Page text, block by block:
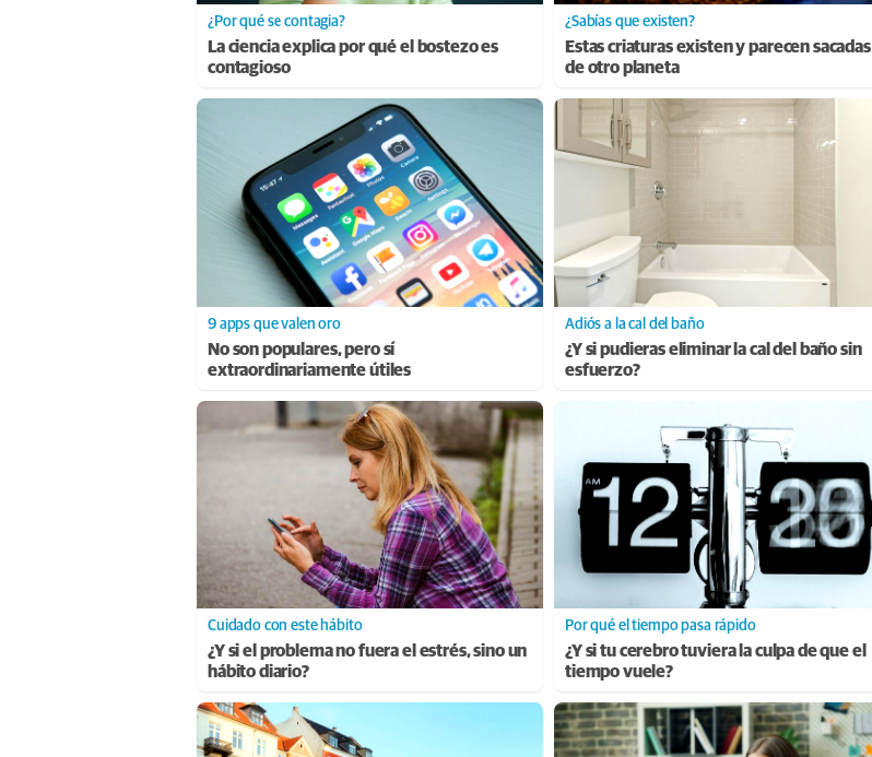
¿Por qué se contagia?
La ciencia explica por qué el bostezo es
contagioso
¿Sabías que existen?
Estas criaturas existen y parecen sacadas
de otro planeta
9 apps que valen oro
No son populares, pero sí
extraordinariamente útiles
Adiós a la cal del baño
¿Y si pudieras eliminar la cal del baño sin
esfuerzo?
Cuidado con este hábito
¿Y si el problema no fuera el estrés, sino un
hábito diario?
Por qué el tiempo pasa rápido
¿Y si tu cerebro tuviera la culpa de que el
tiempo vuele?